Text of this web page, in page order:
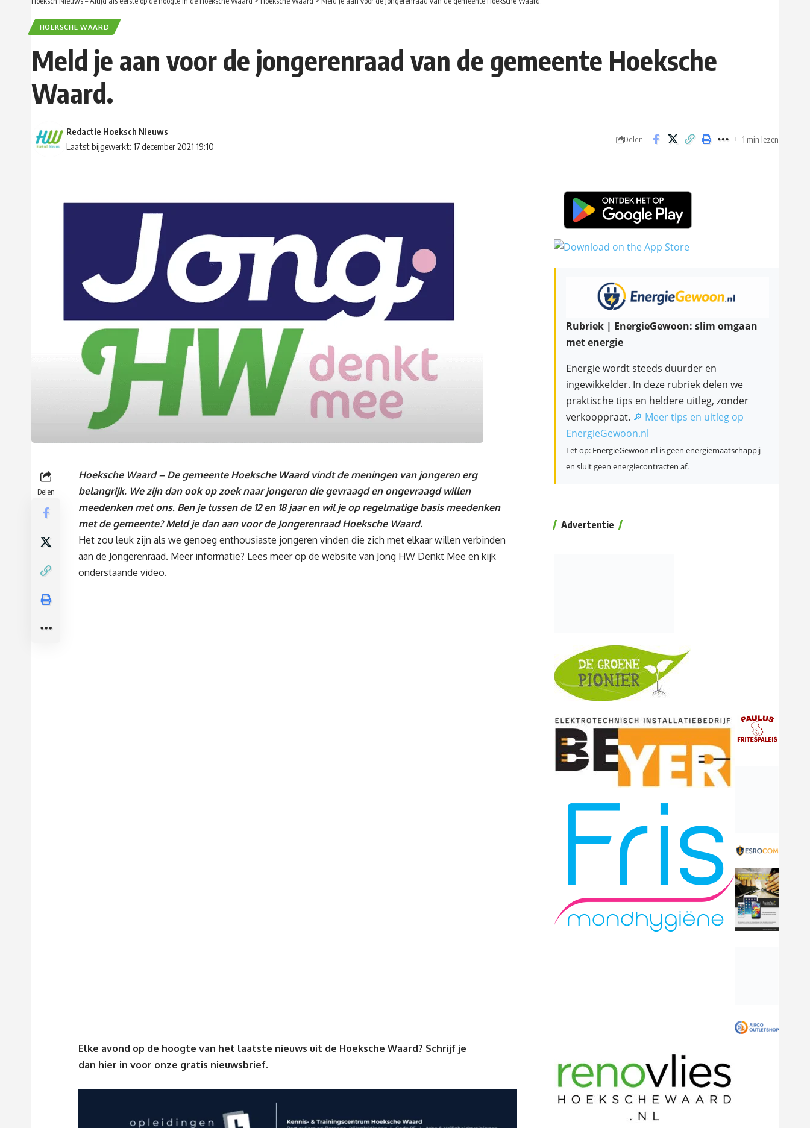
HOEKSCHE WAARD
Meld je aan voor de jongerenraad van de gemeente Hoeksche
Waard.
Laatst bijgewerkt: 17 december 2021 19:10
Redactie Hoeksch Nieuws
Delen 1 min lezen
Delen
Hoeksche Waard – De gemeente Hoeksche Waard vindt de meningen van jongeren erg
belangrijk. We zijn dan ook op zoek naar jongeren die gevraagd en ongevraagd willen
meedenken met ons. Ben je tussen de 12 en 18 jaar en wil je op regelmatige basis meedenken
met de gemeente? Meld je dan aan voor de Jongerenraad Hoeksche Waard.
Het zou leuk zijn als we genoeg enthousiaste jongeren vinden die zich met elkaar willen verbinden
aan de Jongerenraad. Meer informatie? Lees meer op de website van Jong HW Denkt Mee en kijk
onderstaande video.
Elke avond op de hoogte van het laatste nieuws uit de Hoeksche Waard? Schrijf je
dan hier in voor onze gratis nieuwsbrief.
Rubriek | EnergieGewoon: slim omgaan
met energie
Energie wordt steeds duurder en
ingewikkelder. In deze rubriek delen we
praktische tips en heldere uitleg, zonder
verkooppraat. 🔎 Meer tips en uitleg op
EnergieGewoon.nl
Let op: EnergieGewoon.nl is geen energiemaatschappij
en sluit geen energiecontracten af.
Advertentie